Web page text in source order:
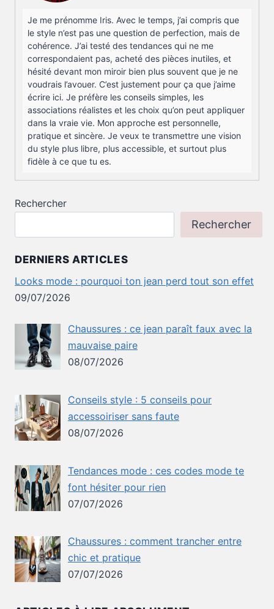
Je me prénomme Iris. Avec le temps, j’ai compris que
le style n’est pas une question de perfection, mais de
cohérence. J’ai testé des tendances qui ne me
correspondaient pas, acheté des pièces inutiles, et
hésité devant mon miroir bien plus souvent que je ne
voudrais l’avouer. C’est justement pour ça que j’aime
écrire ici. Je préfère les conseils simples, les
associations réalistes et les choix qu’on peut appliquer
dans la vraie vie. Mon approche est personnelle,
pratique et sincère. Je veux te transmettre une vision
du style plus libre, plus accessible, et surtout plus
fidèle à ce que tu es.
Rechercher
Rechercher
DERNIERS ARTICLES
Looks mode : pourquoi ton jean perd tout son effet
09/07/2026
Chaussures : ce jean paraît faux avec la
mauvaise paire
08/07/2026
Conseils style : 5 conseils pour
accessoiriser sans faute
08/07/2026
Tendances mode : ces codes mode te
font hésiter pour rien
07/07/2026
Chaussures : comment trancher entre
chic et pratique
07/07/2026